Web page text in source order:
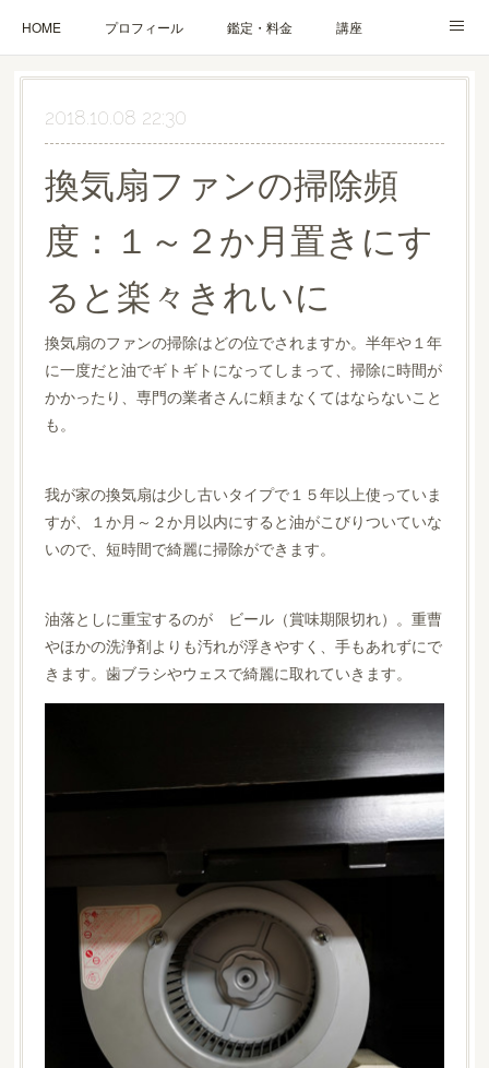
HOME プロフィール 鑑定・料金 講座
ブログ お問合せ・お申込み
2018.10.08 22:30
換気扇ファンの掃除頻
度：１～２か月置きにす
ると楽々きれいに
換気扇のファンの掃除はどの位でされますか。半年や１年
に一度だと油でギトギトになってしまって、掃除に時間が
かかったり、専門の業者さんに頼まなくてはならないこと
も。
我が家の換気扇は少し古いタイプで１５年以上使っていま
すが、１か月～２か月以内にすると油がこびりついていな
いので、短時間で綺麗に掃除ができます。
油落としに重宝するのが ビール（賞味期限切れ）。重曹
やほかの洗浄剤よりも汚れが浮きやすく、手もあれずにで
きます。歯ブラシやウェスで綺麗に取れていきます。